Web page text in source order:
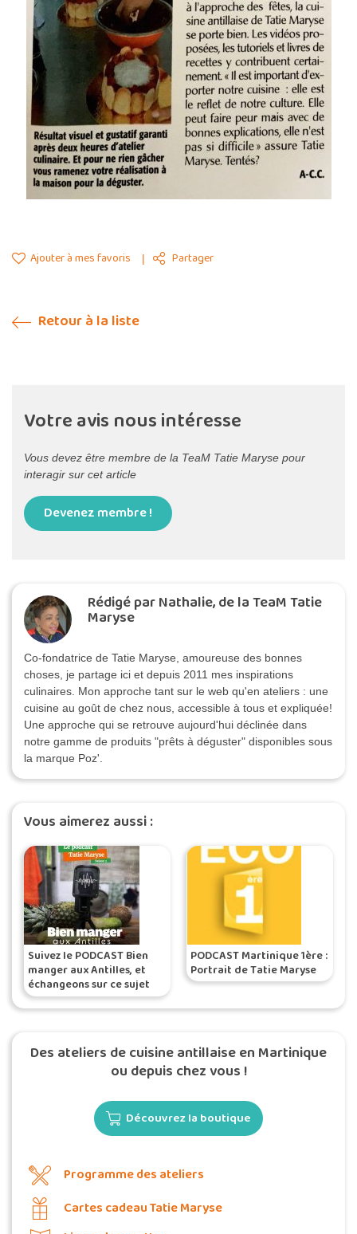
Ajouter à mes favoris Partager
Retour à la liste
Votre avis nous intéresse
Vous devez être membre de la TeaM Tatie Maryse pour
interagir sur cet article
Devenez membre !
Rédigé par Nathalie, de la TeaM Tatie
Maryse
Co-fondatrice de Tatie Maryse, amoureuse des bonnes
choses, je partage ici et depuis 2011 mes inspirations
culinaires. Mon approche tant sur le web qu'en ateliers : une
cuisine au goût de chez nous, accessible à tous et expliquée!
Une approche qui se retrouve aujourd'hui déclinée dans
notre gamme de produits "prêts à déguster" disponibles sous
la marque Poz'.
Vous aimerez aussi :
Suivez le PODCAST Bien
manger aux Antilles, et
échangeons sur ce sujet
qui nous parle tant ici 😂
PODCAST Martinique 1ère :
Portrait de Tatie Maryse
Des ateliers de cuisine antillaise en Martinique
ou depuis chez vous !
Découvrez la boutique
Programme des ateliers
Cartes cadeau Tatie Maryse